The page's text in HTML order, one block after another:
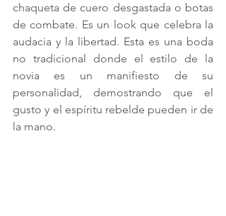
chaqueta de cuero desgastada o botas
de combate. Es un look que celebra la
audacia y la libertad. Esta es una boda
no tradicional donde el estilo de la
novia es un manifiesto de su
personalidad, demostrando que el
gusto y el espíritu rebelde pueden ir de
la mano.